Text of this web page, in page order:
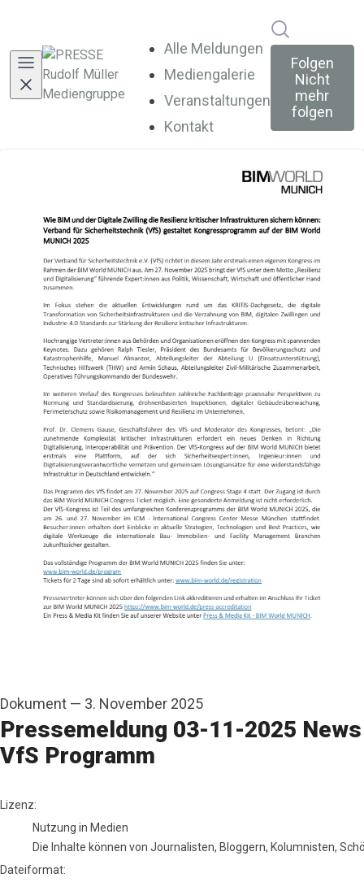
Alle Meldungen
Mediengalerie
Veranstaltungen
Kontakt
Folgen
Nicht
mehr
folgen
Dokument — 3. November 2025
Pressemeldung 03-11-2025 News
VfS Programm
go to media item
Lizenz:
Nutzung in Medien
Die Inhalte können von Journalisten, Bloggern, Kolumnisten,
Dateiformat: